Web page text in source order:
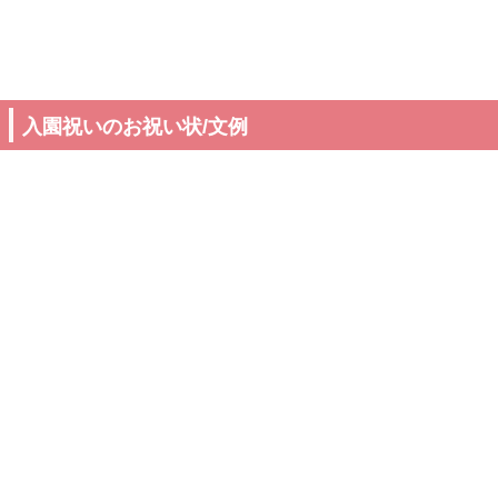
入園祝いのお祝い状/文例